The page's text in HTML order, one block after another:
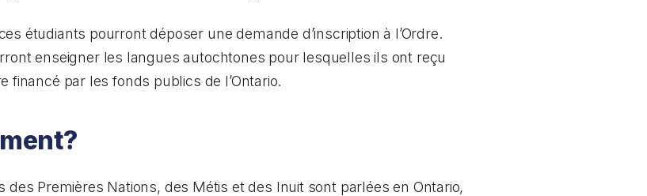
étudiants pourront déposer une demande d’inscription à l’Ordre.
enseigner les langues autochtones pour lesquelles ils ont reçu
financé par les fonds publics de l’Ontario.
Premières Nations, des Métis et des Inuit sont parlées en Ontario,